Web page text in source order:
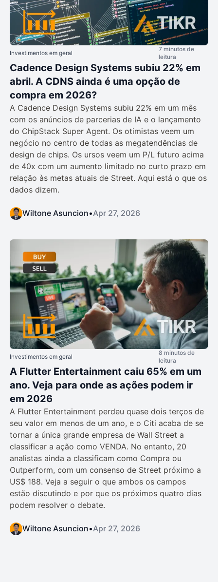
Investimentos em geral
7 minutos de
leitura
Cadence Design Systems subiu 22% em
abril. A CDNS ainda é uma opção de
compra em 2026?
A Cadence Design Systems subiu 22% em um mês
com os anúncios de parcerias de IA e o lançamento
do ChipStack Super Agent. Os otimistas veem um
negócio no centro de todas as megatendências de
design de chips. Os ursos veem um P/L futuro acima
de 40x com um aumento limitado no curto prazo em
relação às metas atuais de Street. Aqui está o que os
dados dizem.
Wiltone Asuncion•Apr 27, 2026
Investimentos em geral
8 minutos de
leitura
A Flutter Entertainment caiu 65% em um
ano. Veja para onde as ações podem ir
em 2026
A Flutter Entertainment perdeu quase dois terços de
seu valor em menos de um ano, e o Citi acaba de se
tornar a única grande empresa de Wall Street a
classificar a ação como VENDA. No entanto, 20
analistas ainda a classificam como Compra ou
Outperform, com um consenso de Street próximo a
US$ 188. Veja a seguir o que ambos os campos
estão discutindo e por que os próximos quatro dias
podem resolver o debate.
Wiltone Asuncion•Apr 27, 2026